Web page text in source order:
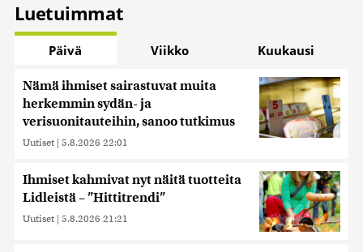
Luetuimmat
Päivä Viikko Kuukausi
Nämä ihmiset sairastuvat muita
herkemmin sydän- ja
verisuonitauteihin, sanoo tutkimus
Uutiset | 5.8.2026 22:01
Ihmiset kahmivat nyt näitä tuotteita
Lidleistä – ”Hittitrendi”
Uutiset | 5.8.2026 21:21